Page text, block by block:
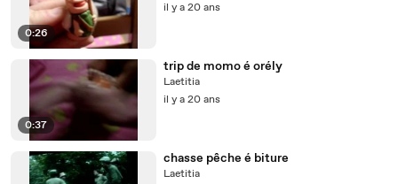
0:26
il y a 20 ans
0:37
trip de momo é orély
Laetitia
il y a 20 ans
chasse pêche é biture
Laetitia